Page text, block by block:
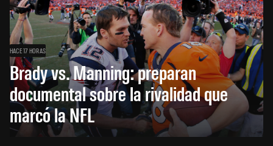
HACE 17 HORAS
Brady vs. Manning: preparan
documental sobre la rivalidad que
marcó la NFL